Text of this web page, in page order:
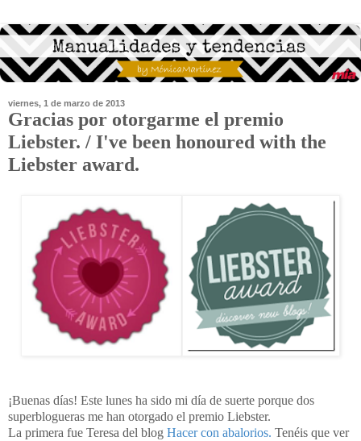
viernes, 1 de marzo de 2013
Gracias por otorgarme el premio
Liebster. / I've been honoured with the
Liebster award.
¡Buenas días! Este lunes ha sido mi día de suerte porque dos
superblogueras me han otorgado el premio Liebster.
La primera fue Teresa del blog Hacer con abalorios. Tenéis que ver